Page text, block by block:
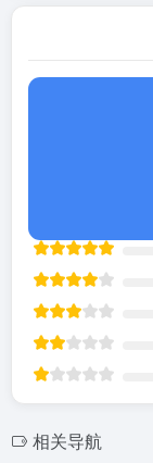
相关导航